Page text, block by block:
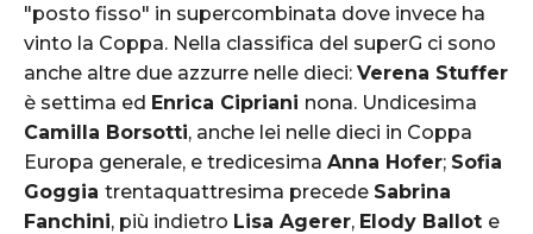
"posto fisso" in supercombinata dove invece ha
vinto la Coppa. Nella classifica del superG ci sono
anche altre due azzurre nelle dieci: Verena Stuffer
è settima ed Enrica Cipriani nona. Undicesima
Camilla Borsotti, anche lei nelle dieci in Coppa
Europa generale, e tredicesima Anna Hofer; Sofia
Goggia trentaquattresima precede Sabrina
Fanchini, più indietro Lisa Agerer, Elody Ballot e